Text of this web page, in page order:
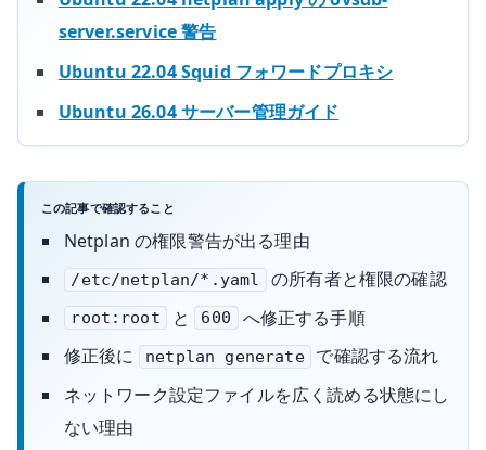
server.service 警告
Ubuntu 22.04 Squid フォワードプロキシ
Ubuntu 26.04 サーバー管理ガイド
この記事で確認すること
Netplan の権限警告が出る理由
/etc/netplan/*.yaml の所有者と権限の確認
root:root と 600
へ修正する手順
修正後に
netplan generate
で確認する流れ
ネットワーク設定ファイルを広く読める状態にし
ない理由